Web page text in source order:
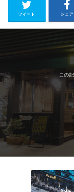
ツイート シェア